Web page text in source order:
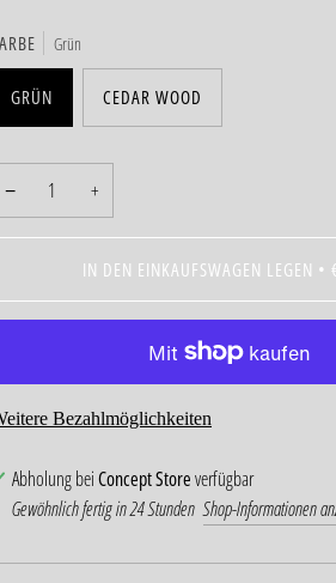
Grün
GRÜN CEDAR WOOD
− +
IN DEN EINKAUFSWAGEN LEGEN •
Bezahlmöglichkeiten
Abholung beiConcept Storeverfügbar
Gewöhnlich fertig in 24 Stunden Shop-Informationen